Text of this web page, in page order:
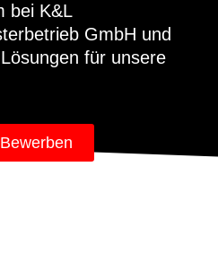
bei K&L
GmbH und
für unsere